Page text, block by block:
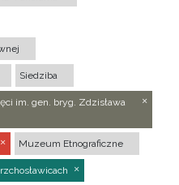
Siedziba
im. gen. bryg. Zdzisława
Muzeum Etnograficzne